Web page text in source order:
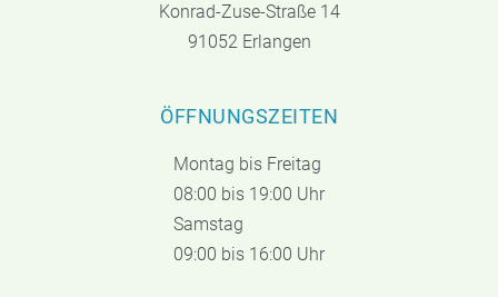
Konrad-Zuse-Straße 14
91052 Erlangen
ÖFFNUNGSZEITEN
Montag bis Freitag
08:00 bis 19:00 Uhr
Samstag
09:00 bis 16:00 Uhr